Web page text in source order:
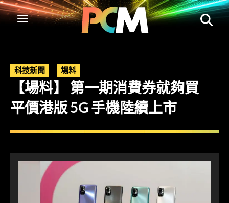
科技新聞 場料
【場料】 第一期消費券就夠買
平價港版 5G 手機陸續上市